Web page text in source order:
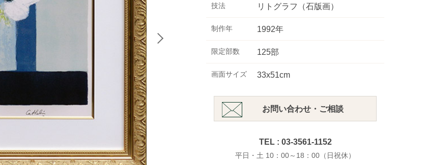
技法 リトグラフ（石版画）
制作年 1992年
限定部数 125部
画面サイズ 33x51cm
お問い合わせ・ご相談
TEL : 03-3561-1152
平日・土 10：00～18：00（日祝休）